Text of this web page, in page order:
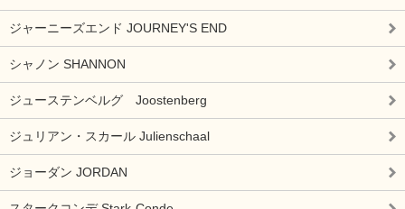
ジャーニーズエンド JOURNEY'S END
シャノン SHANNON
ジューステンベルグ Joostenberg
ジュリアン・スカール Julienschaal
ジョーダン JORDAN